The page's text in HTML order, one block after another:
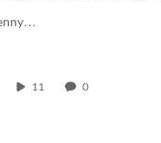
11 0